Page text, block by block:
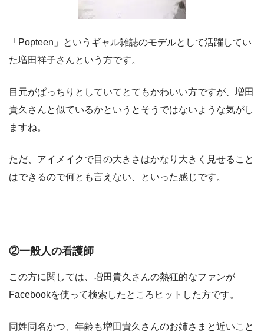
「Popteen」というギャル雑誌のモデルとして活躍してい
た増田祥子さんという方です。
目元がぱっちりとしていてとてもかわいい方ですが、増田
貴久さんと似ているかというとそうではないような気がし
ますね。
ただ、アイメイクで目の大きさはかなり大きく見せること
はできるので何とも言えない、といった感じです。
②一般人の看護師
この方に関しては、増田貴久さんの熱狂的なファンが
Facebookを使って検索したところヒットした方です。
同姓同名かつ、年齢も増田貴久さんのお姉さまと近いこと